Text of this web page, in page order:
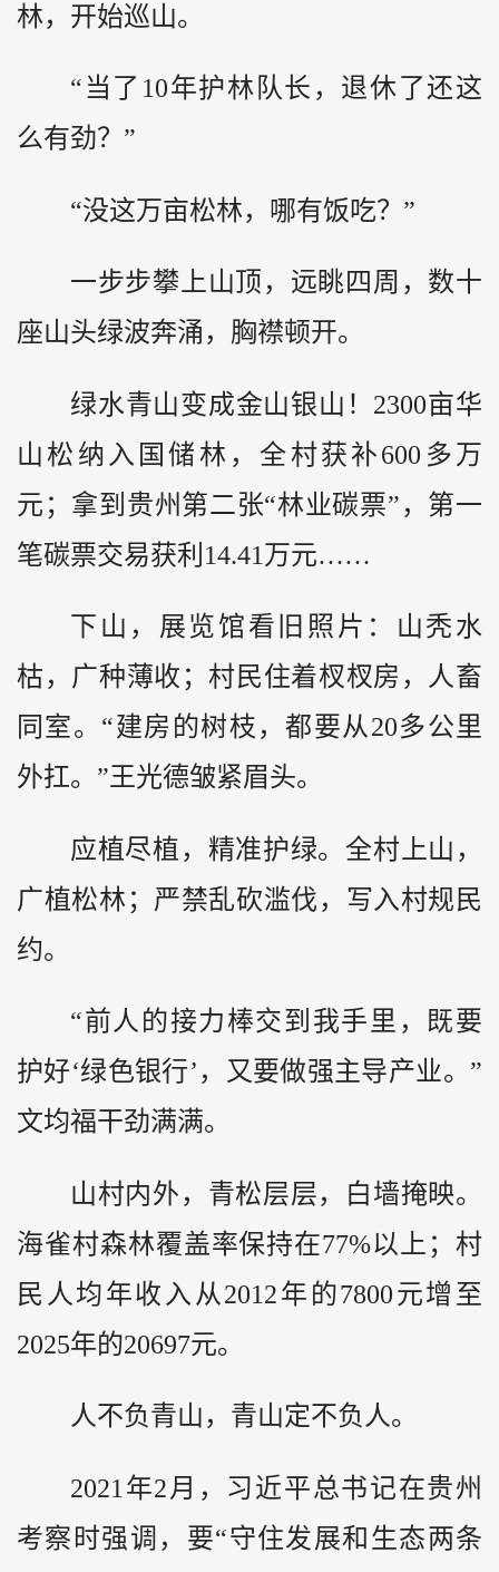
林，开始巡山。
“当了10年护林队长，退休了还这
么有劲？”
“没这万亩松林，哪有饭吃？”
一步步攀上山顶，远眺四周，数十
座山头绿波奔涌，胸襟顿开。
绿水青山变成金山银山！2300亩华
山松纳入国储林，全村获补600多万
元；拿到贵州第二张“林业碳票”，第一
笔碳票交易获利14.41万元……
下山，展览馆看旧照片：山秃水
枯，广种薄收；村民住着杈杈房，人畜
同室。“建房的树枝，都要从20多公里
外扛。”王光德皱紧眉头。
应植尽植，精准护绿。全村上山，
广植松林；严禁乱砍滥伐，写入村规民
约。
“前人的接力棒交到我手里，既要
护好‘绿色银行’，又要做强主导产业。”
文均福干劲满满。
山村内外，青松层层，白墙掩映。
海雀村森林覆盖率保持在77%以上；村
民人均年收入从2012年的7800元增至
2025年的20697元。
人不负青山，青山定不负人。
2021年2月，习近平总书记在贵州
考察时强调，要“守住发展和生态两条